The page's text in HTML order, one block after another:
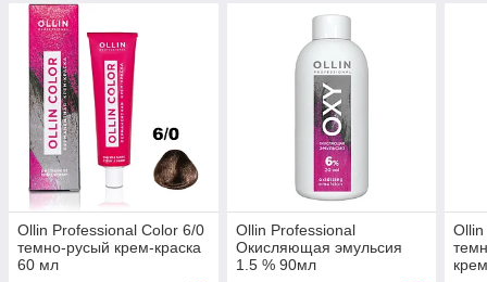
Ollin Professional Color 6/0
темно-русый крем-краска
60 мл
Ollin Professional
Окисляющая эмульсия
1.5 % 90мл